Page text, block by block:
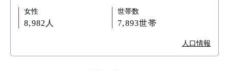
女性
8,982人
世帯数
7,893世帯
人口情報